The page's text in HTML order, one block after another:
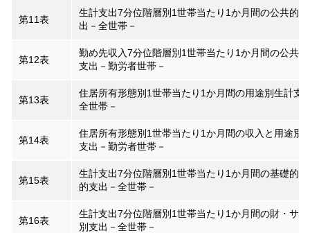
第11表
生計支出7分位階層別1世帯当たり1か月間の公共的
出－全世帯－
第12表
勤め先収入7分位階層別1世帯当たり1か月間の公共
支出－勤労者世帯－
第13表
住居所有形態別1世帯当たり1か月間の用途別生計支
全世帯－
第14表
住居所有形態別1世帯当たり1か月間の収入と用途別
支出－勤労者世帯－
第15表
生計支出7分位階層別1世帯当たり1か月間の基礎的
的支出－全世帯－
第16表
生計支出7分位階層別1世帯当たり1か月間の財・サ
別支出－全世帯－